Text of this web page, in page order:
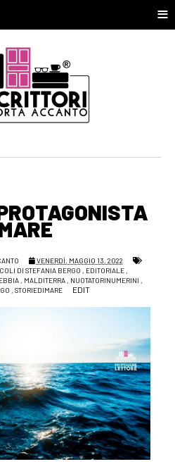
≡
VENERDÌ, MAGGIO 13, 2022
DI STEFANIA BERGO , EDITORIALE,
, MALDITERRA , NUOTATORINUMERINI ,
, STORIEDIMARE EDIT